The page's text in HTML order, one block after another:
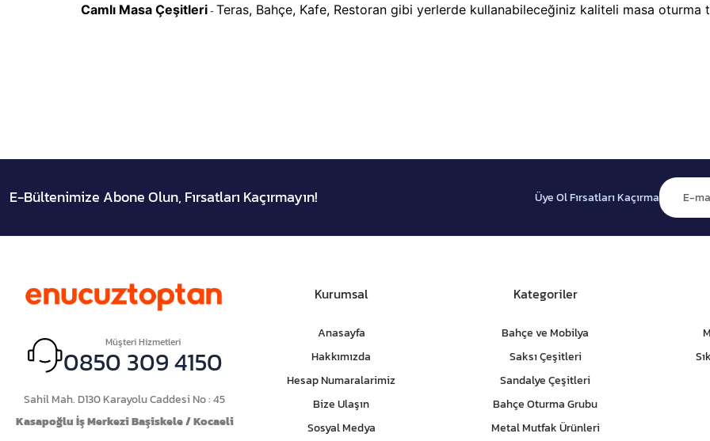
Camlı Masa Çeşitleri- Teras, Bahçe, Kafe, Restoran gibi yerlerde kullanabileceğiniz kaliteli masa oturma
E-Bültenimize Abone Olun, Fırsatları Kaçırmayın! Üye Ol Fırsatları Kaçırma
Müşteri Hizmetleri
0850 309 4150
Sahil Mah. D130 Karayolu Caddesi No : 45
Kasapoğlu İş Merkezi Başiskele / Kocaeli
Kurumsal
Anasayfa
Hakkımızda
Hesap Numaralarimiz
Bize Ulaşın
Sosyal Medya
Kategoriler
Bahçe ve Mobilya
Saksı Çeşitleri
Sandalye Çeşitleri
Bahçe Oturma Grubu
Metal Mutfak Ürünleri